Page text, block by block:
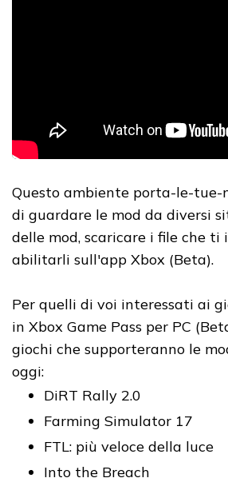
Questo ambiente porta-le-tue-
di guardare le mod da diversi
delle mod, scaricare i file che ti
abilitarli sull'app Xbox (Beta).
Per quelli di voi interessati ai
in Xbox Game Pass per PC
giochi che supporteranno le
oggi:
DiRT Rally 2.0
Farming Simulator 17
FTL: più veloce della luce
Into the Breach